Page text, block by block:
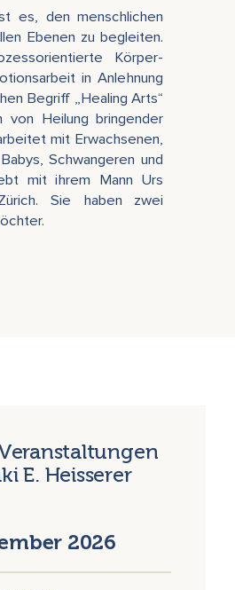
es, den menschlichen
Ebenen zu begleiten.
Körper-
in Anlehnung
Begriff „Healing Arts“
von Heilung bringender
mit Erwachsenen,
Schwangeren und
mit ihrem Mann Urs
Sie haben zwei
E. Heisserer
2026